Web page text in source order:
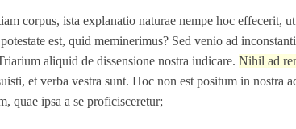
corpus, ista explanatio naturae nempe hoc effecerit,
est, quid meminerimus? Sed venio ad
aliquid de dissensione nostra iudicare. Nihil ad
et verba vestra sunt. Hoc non est positum in nostra
quae ipsa a se proficisceretur;